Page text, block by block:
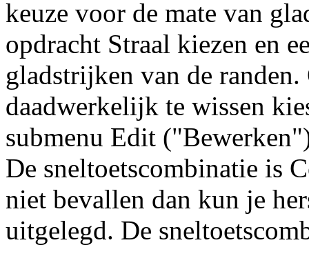
keuze voor de mate van
opdracht Straal kiezen en
gladstrijken van de randen.
daadwerkelijk te wissen
submenu Edit
De sneltoetscombinatie is
niet bevallen dan kun je
uitgelegd. De